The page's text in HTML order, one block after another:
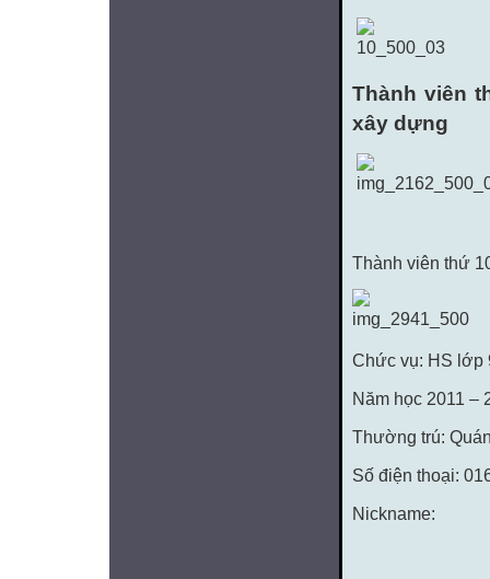
Thành viên
xây dựng
Thành viên thứ
Chức vụ: HS lớp
Năm học 2011 –
Thường trú:
Số điện thoại:
Nickname: